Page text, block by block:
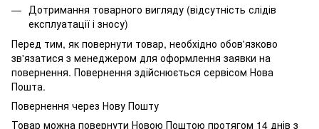
Дотримання товарного вигляду (відсутність слідів
експлуатації і зносу)
Перед тим, як повернути товар, необхідно обов'язково
зв'язатися з менеджером для оформлення заявки на
повернення. Повернення здійснюється сервісом Нова
Пошта.
Повернення через Нову Пошту
Товар можна повернути Новою Поштою протягом 14 днів з